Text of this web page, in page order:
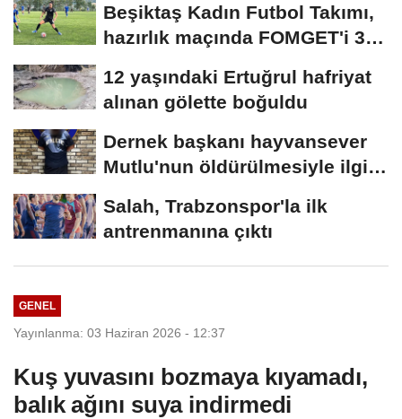
Beşiktaş Kadın Futbol Takımı,
hazırlık maçında FOMGET'i 3-
12 yaşındaki Ertuğrul hafriyat
alınan gölette boğuldu
Dernek başkanı hayvansever
Mutlu'nun öldürülmesiyle ilgili
Salah, Trabzonspor'la ilk
antrenmanına çıktı
GENEL
Yayınlanma: 03 Haziran 2026 - 12:37
Kuş yuvasını bozmaya kıyamadı,
balık ağını suya indirmedi